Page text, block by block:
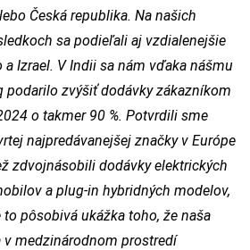
Česká republika. Na našich
sa podieľali aj vzdialenejšie
a Izrael. V Indii sa nám vďaka nášmu
podarilo zvýšiť dodávky zákazníkom
o takmer 90 %. Potvrdili sme
najpredávanejšej značky v Európe
zdvojnásobili dodávky elektrických
a plug-in hybridných modelov,
pôsobivá ukážka toho, že naša
v medzinárodnom prostredí